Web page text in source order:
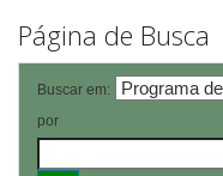
Página de Busca
Buscar em:
por